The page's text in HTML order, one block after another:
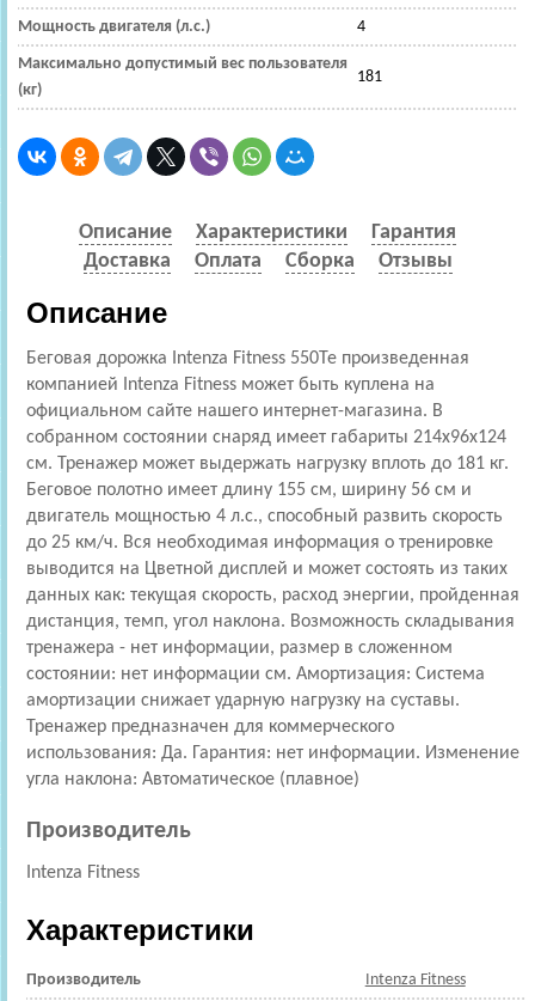
Мощность двигателя (л.с.) 4
Максимально допустимый вес пользователя
(кг)
181
Описание Характеристики
Гарантия
Доставка
Оплата Сборка Отзывы
Описание
Беговая дорожка Intenza Fitness 550Te произведенная
компанией Intenza Fitness может быть куплена на
официальном сайте нашего интернет-магазина. В
собранном состоянии снаряд имеет габариты 214x96x124
см. Тренажер может выдержать нагрузку вплоть до 181 кг.
Беговое полотно имеет длину 155 см, ширину 56 см и
двигатель мощностью 4 л.с., способный развить скорость
до 25 км/ч. Вся необходимая информация о тренировке
выводится на Цветной дисплей и может состоять из таких
данных как: текущая скорость, расход энергии, пройденная
дистанция, темп, угол наклона. Возможность складывания
тренажера - нет информации, размер в сложенном
состоянии: нет информации см. Амортизация: Cистема
амортизации снижает ударную нагрузку на суставы.
Тренажер предназначен для коммерческого
использования: Да. Гарантия: нет информации. Изменение
угла наклона: Автоматическое (плавное)
Производитель
Intenza Fitness
Характеристики
Производитель Intenza Fitness